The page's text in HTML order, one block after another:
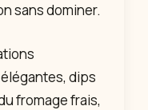
sans dominer.
dips
fromage frais,